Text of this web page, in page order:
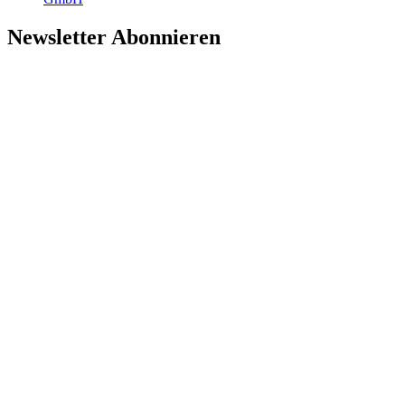
Newsletter Abonnieren